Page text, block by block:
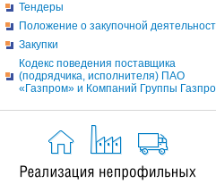
Тендеры
Положение о закупочной
Закупки
Кодекс поведения поставщика
(подрядчика, исполнителя) ПАО
«Газпром» и Компаний Группы